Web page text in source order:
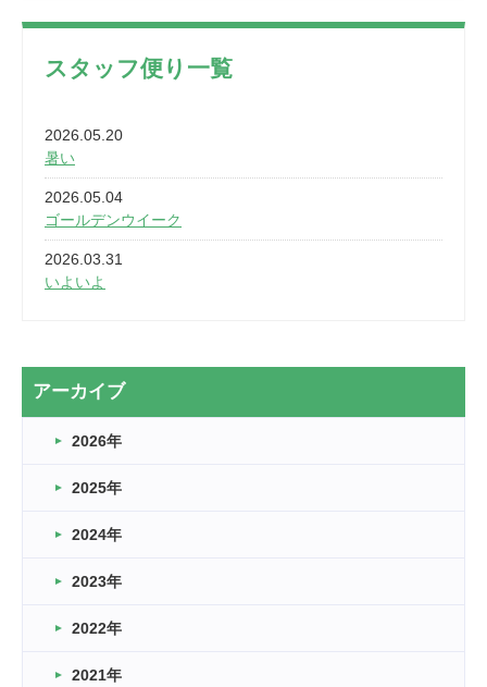
スタッフ便り一覧
2026.05.20
暑い
2026.05.04
ゴールデンウイーク
2026.03.31
いよいよ
2026.03.20
なぎなた
2026.03.16
車いすバスケとRくんのお話
卒業・卒園の季節★
2026.03.11
緑ケ丘体育館
アーカイブ
2026年
2025年
2024年
2023年
2022年
2021年